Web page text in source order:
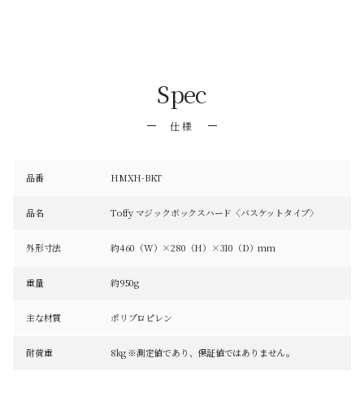
Spec
仕様
品番 HMXH-BKT
品名 Toffy マジックボックスハード〈バスケットタイプ〉
外形寸法 約460（W）×280（H）×310（D）mm
重量 約950g
主な材質 ポリプロピレン
耐荷重 8kg ※測定値であり、保証値ではありません。